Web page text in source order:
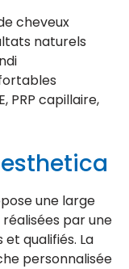
cheveux
naturels
PRP capillaire,
une large
par une
qualifiés. La
personnalisée